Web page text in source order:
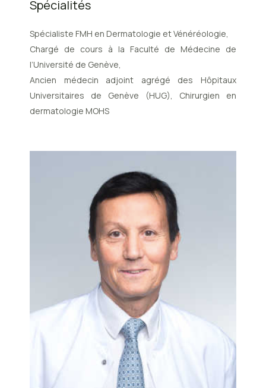
Spécialités
Spécialiste FMH en Dermatologie et Vénéréologie,
Chargé de cours à la Faculté de Médecine de
l’Université de Genève,
Ancien médecin adjoint agrégé des Hôpitaux
Universitaires de Genève (HUG), Chirurgien en
dermatologie MOHS